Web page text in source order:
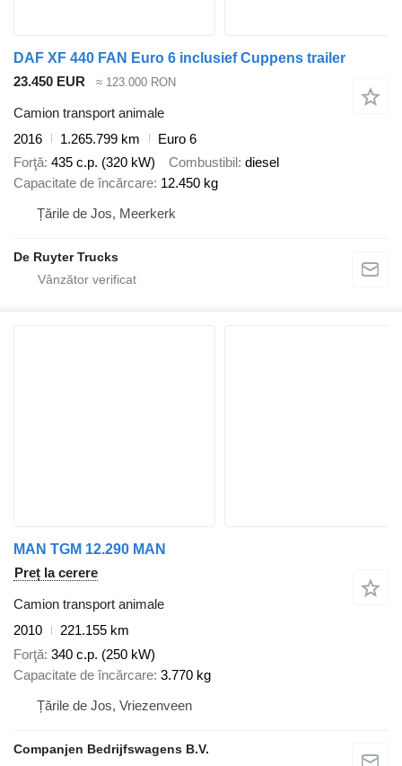
DAF XF 440 FAN Euro 6 inclusief Cuppens trailer
23.450 EUR
≈ 123.000 RON
Camion transport animale
2016
1.265.799 km
Euro 6
Forţă 435 c.p. (320 kW) Combustibil diesel
Capacitate de încărcare 12.450 kg
Țările de Jos, Meerkerk
De Ruyter Trucks
MAN TGM 12.290 MAN
Preț la cerere
Camion transport animale
2010
221.155 km
Forţă 340 c.p. (250 kW)
Capacitate de încărcare 3.770 kg
Țările de Jos, Vriezenveen
Companjen Bedrijfswagens B.V.